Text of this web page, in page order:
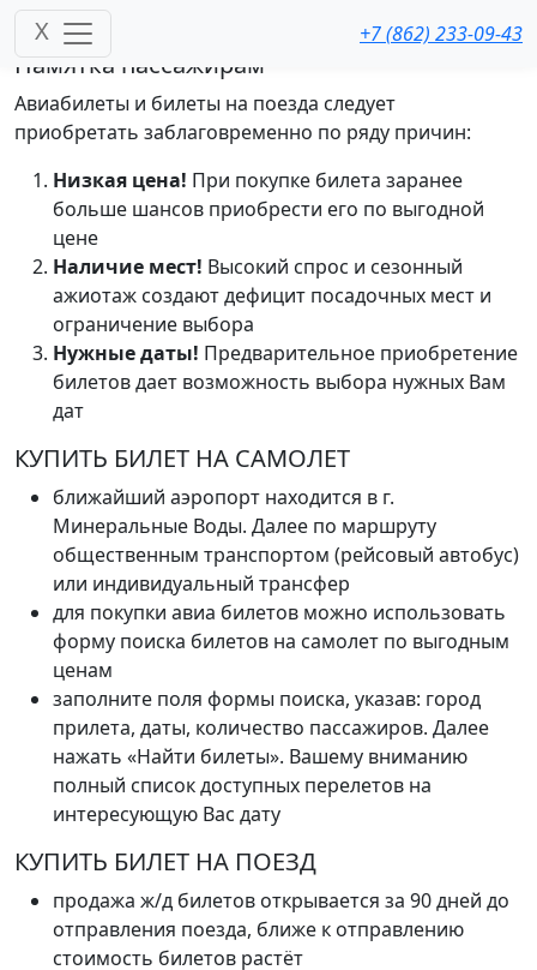
X +7 (862) 233-09-43
Купить билеты: самолет, ржд
Памятка пассажирам
Авиабилеты и билеты на поезда следует
приобретать заблаговременно по ряду причин:
Низкая цена! При покупке билета заранее
больше шансов приобрести его по выгодной
цене
Наличие мест! Высокий спрос и сезонный
ажиотаж создают дефицит посадочных мест и
ограничение выбора
Нужные даты! Предварительное приобретение
билетов дает возможность выбора нужных Вам
дат
КУПИТЬ БИЛЕТ НА САМОЛЕТ
ближайший аэропорт находится в г.
Минеральные Воды. Далее по маршруту
общественным транспортом (рейсовый автобус)
или индивидуальный трансфер
для покупки авиа билетов можно использовать
форму поиска билетов на самолет по выгодным
ценам
заполните поля формы поиска, указав: город
прилета, даты, количество пассажиров. Далее
нажать «Найти билеты». Вашему вниманию
полный список доступных перелетов на
интересующую Вас дату
КУПИТЬ БИЛЕТ НА ПОЕЗД
продажа ж/д билетов открывается за 90 дней до
отправления поезда, ближе к отправлению
стоимость билетов растёт